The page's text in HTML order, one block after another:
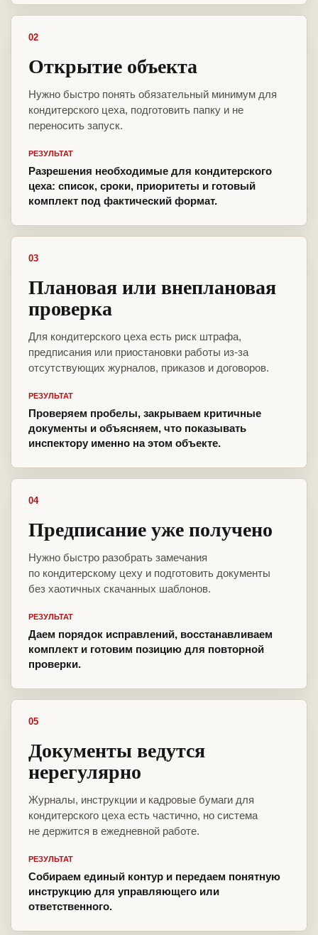
02
Открытие объекта
Нужно быстро понять обязательный минимум для
кондитерского цеха, подготовить папку и не
переносить запуск.
РЕЗУЛЬТАТ
Разрешения необходимые для кондитерского
цеха: список, сроки, приоритеты и готовый
комплект под фактический формат.
03
Плановая или внеплановая
проверка
Для кондитерского цеха есть риск штрафа,
предписания или приостановки работы из-за
отсутствующих журналов, приказов и договоров.
РЕЗУЛЬТАТ
Проверяем пробелы, закрываем критичные
документы и объясняем, что показывать
инспектору именно на этом объекте.
04
Предписание уже получено
Нужно быстро разобрать замечания
по кондитерскому цеху и подготовить документы
без хаотичных скачанных шаблонов.
РЕЗУЛЬТАТ
Даем порядок исправлений, восстанавливаем
комплект и готовим позицию для повторной
проверки.
05
Документы ведутся
нерегулярно
Журналы, инструкции и кадровые бумаги для
кондитерского цеха есть частично, но система
не держится в ежедневной работе.
РЕЗУЛЬТАТ
Собираем единый контур и передаем понятную
инструкцию для управляющего или
ответственного.